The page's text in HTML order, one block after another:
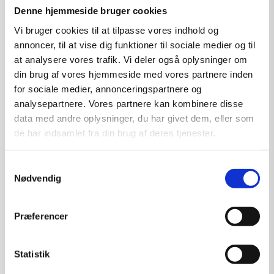
Denne hjemmeside bruger cookies
Vi bruger cookies til at tilpasse vores indhold og
annoncer, til at vise dig funktioner til sociale medier og til
at analysere vores trafik. Vi deler også oplysninger om
din brug af vores hjemmeside med vores partnere inden
for sociale medier, annonceringspartnere og
analysepartnere. Vores partnere kan kombinere disse
data med andre oplysninger, du har givet dem, eller som
de har indsamlet fra din brug af deres tjenester.
Nødvendig
Præferencer
Statistik
Tilføj til kurv